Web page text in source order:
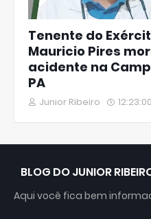
Tenente do
Mauricio Pires
acidente na
PA
Junior Ribeiro
BLOG DO JUNIOR
Aqui você fica bem